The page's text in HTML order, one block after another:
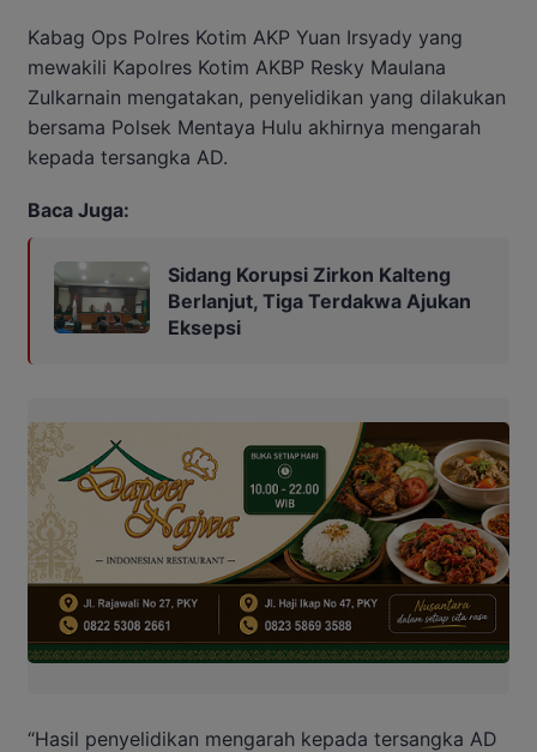
Kabag Ops Polres Kotim AKP Yuan Irsyady yang
mewakili Kapolres Kotim AKBP Resky Maulana
Zulkarnain mengatakan, penyelidikan yang dilakukan
bersama Polsek Mentaya Hulu akhirnya mengarah
kepada tersangka AD.
Baca Juga:
Sidang Korupsi Zirkon Kalteng
Berlanjut, Tiga Terdakwa Ajukan
Eksepsi
“Hasil penyelidikan mengarah kepada tersangka AD